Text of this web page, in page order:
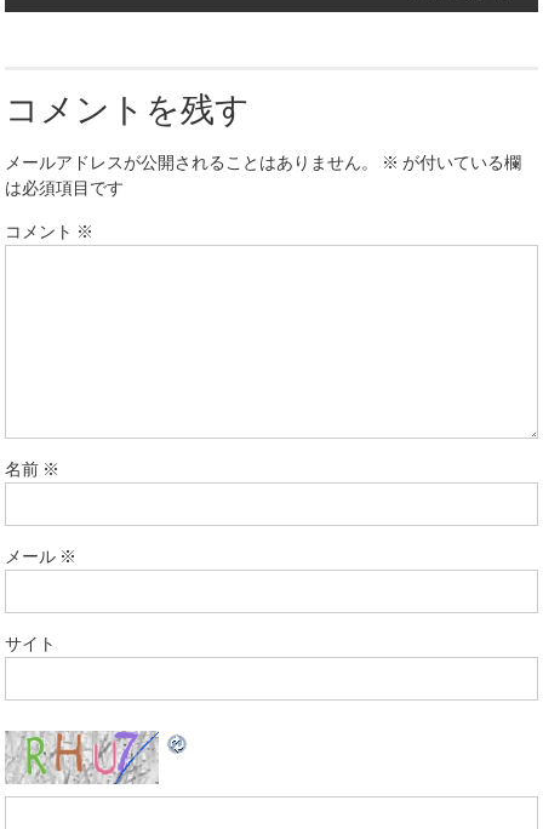
コメントを残す
メールアドレスが公開されることはありません。 ※ が付いている欄
は必須項目です
コメント ※
名前 ※
メール ※
サイト